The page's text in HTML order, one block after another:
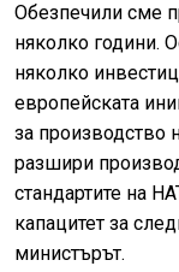
Обезпечили сме
няколко години.
няколко
европейската
за производство
разшири
стандартите на
капацитет за
министърът.